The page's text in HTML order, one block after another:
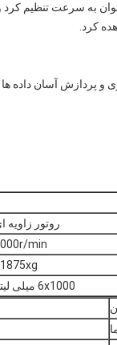
کرد.
و پردازش آسان داده
روتور زاویه
min
6x1000 میلی لیتر